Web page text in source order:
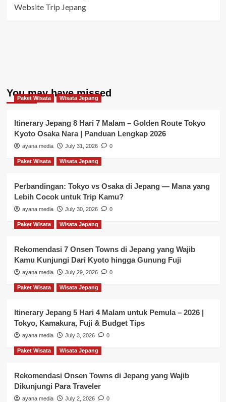
Website Trip Jepang
You may have missed
Paket Wisata Wisata Jepang
Itinerary Jepang 8 Hari 7 Malam – Golden Route Tokyo
Kyoto Osaka Nara | Panduan Lengkap 2026
ayana media July 31, 2026 0
Paket Wisata Wisata Jepang
Perbandingan: Tokyo vs Osaka di Jepang — Mana yang
Lebih Cocok untuk Trip Kamu?
ayana media July 30, 2026 0
Paket Wisata Wisata Jepang
Rekomendasi 7 Onsen Towns di Jepang yang Wajib
Kamu Kunjungi Dari Kyoto hingga Gunung Fuji
ayana media July 29, 2026 0
Paket Wisata Wisata Jepang
Itinerary Jepang 5 Hari 4 Malam untuk Pemula – 2026 |
Tokyo, Kamakura, Fuji & Budget Tips
ayana media July 3, 2026 0
Paket Wisata Wisata Jepang
Rekomendasi Onsen Towns di Jepang yang Wajib
Dikunjungi Para Traveler
ayana media July 2, 2026 0